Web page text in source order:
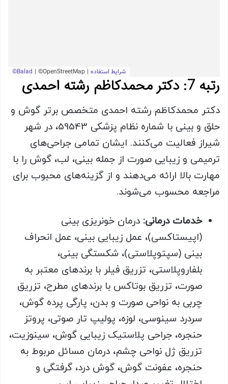
رتبه 7: دکتر محمدکاظم رشته احمدی
دکتر محمدکاظم رشته احمدی متخصص برتر گوش و
حلق و بینی با شماره نظام پزشکی 59543، در شهر
شیراز فعالیت می‌کنند. ایشان تمامی جراحی‌های
ترمیمی و زیبایی صورت از جمله بینی، لب، گوش را با
مهارت بالا ارائه می‌دهند و از گزینه‌های محبوب برای
مراجعه محسوب می‌شوند.
خدمات درمانی: درمان خونریزی بینی
(اپیستاکسی)، عمل زیبایی بینی، عمل انحراف
بینی (سپتوپلاستی)، شکستگی بینی،
بلفاروپلاستی، تزریق فیلر با برندهای معتبر به
صورت، تزریق بوتاکس با برندهای مطرح، تزریق
چربی به نواحی صورت و بدن، پارگی پرده گوش،
سردرد سینوسی، لوزه، پولیپ تار صوتی، پروتز
حنجره، جراحی پلاستیک زیبایی گوش، سینوزیت،
تزریق ژل نواحی چشم، درمان مسائل مربوط به
حنجره، عفونت گوش، گوش درد، گرفتگی و